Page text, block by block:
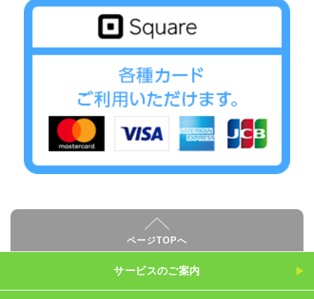
ページTOPへ
サービスのご案内